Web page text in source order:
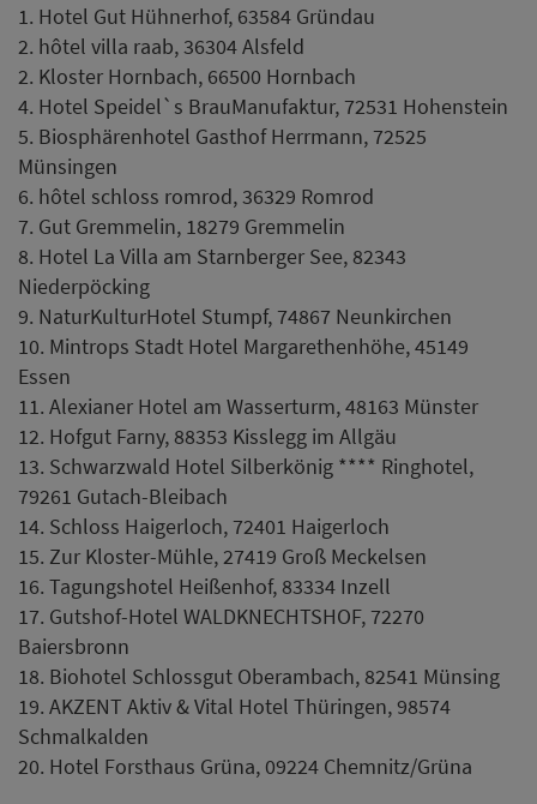
1. Hotel Gut Hühnerhof, 63584 Gründau
2. hôtel villa raab, 36304 Alsfeld
2. Kloster Hornbach, 66500 Hornbach
4. Hotel Speidel`s BrauManufaktur, 72531 Hohenstein
5. Biosphärenhotel Gasthof Herrmann, 72525
Münsingen
6. hôtel schloss romrod, 36329 Romrod
7. Gut Gremmelin, 18279 Gremmelin
8. Hotel La Villa am Starnberger See, 82343
Niederpöcking
9. NaturKulturHotel Stumpf, 74867 Neunkirchen
10. Mintrops Stadt Hotel Margarethenhöhe, 45149
Essen
11. Alexianer Hotel am Wasserturm, 48163 Münster
12. Hofgut Farny, 88353 Kisslegg im Allgäu
13. Schwarzwald Hotel Silberkönig **** Ringhotel,
79261 Gutach-Bleibach
14. Schloss Haigerloch, 72401 Haigerloch
15. Zur Kloster-Mühle, 27419 Groß Meckelsen
16. Tagungshotel Heißenhof, 83334 Inzell
17. Gutshof-Hotel WALDKNECHTSHOF, 72270
Baiersbronn
18. Biohotel Schlossgut Oberambach, 82541 Münsing
19. AKZENT Aktiv & Vital Hotel Thüringen, 98574
Schmalkalden
20. Hotel Forsthaus Grüna, 09224 Chemnitz/Grüna